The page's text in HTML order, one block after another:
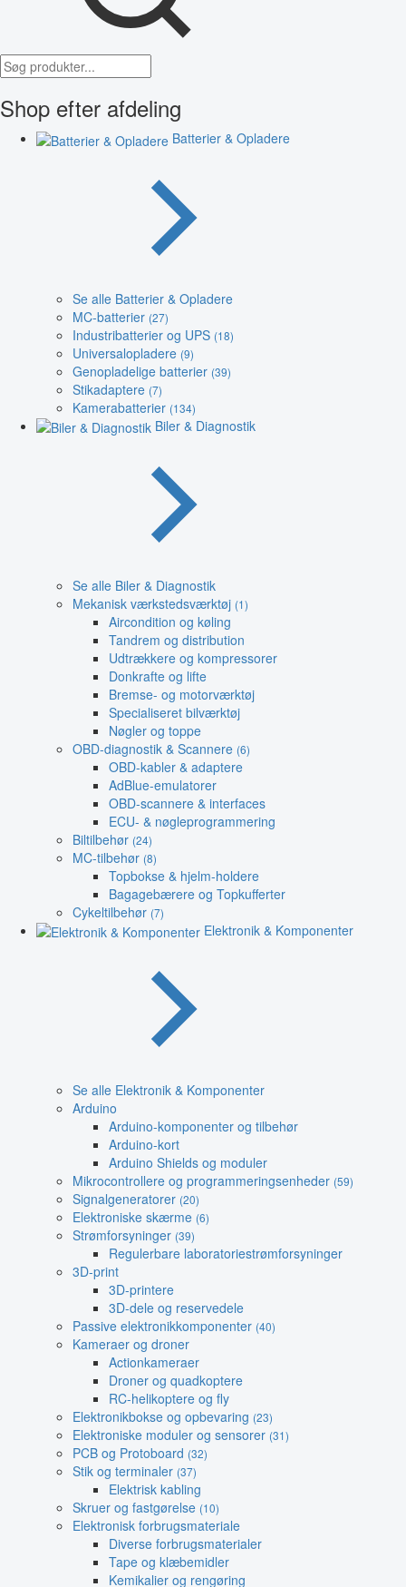
Shop efter afdeling
Batterier & Opladere
Se alle Batterier & Opladere
MC-batterier (27)
Industribatterier og UPS (18)
Universalopladere (9)
Genopladelige batterier (39)
Stikadaptere (7)
Kamerabatterier (134)
Biler & Diagnostik
Se alle Biler & Diagnostik
Mekanisk værkstedsværktøj (1)
Aircondition og køling
Tandrem og distribution
Udtrækkere og kompressorer
Donkrafte og lifte
Bremse- og motorværktøj
Specialiseret bilværktøj
Nøgler og toppe
OBD-diagnostik & Scannere (6)
OBD-kabler & adaptere
AdBlue-emulatorer
OBD-scannere & interfaces
ECU- & nøgleprogrammering
Biltilbehør (24)
MC-tilbehør (8)
Topbokse & hjelm-holdere
Bagagebærere og Topkufferter
Cykeltilbehør (7)
Elektronik & Komponenter
Se alle Elektronik & Komponenter
Arduino
Arduino-komponenter og tilbehør
Arduino-kort
Arduino Shields og moduler
Mikrocontrollere og programmeringsenheder (59)
Signalgeneratorer (20)
Elektroniske skærme (6)
Strømforsyninger (39)
Regulerbare laboratoriestrømforsyninger
3D-print
3D-printere
3D-dele og reservedele
Passive elektronikkomponenter (40)
Kameraer og droner
Actionkameraer
Droner og quadkoptere
RC-helikoptere og fly
Elektronikbokse og opbevaring (23)
Elektroniske moduler og sensorer (31)
PCB og Protoboard (32)
Stik og terminaler (37)
Elektrisk kabling
Skruer og fastgørelse (10)
Elektronisk forbrugsmateriale
Diverse forbrugsmaterialer
Tape og klæbemidler
Kemikalier og rengøring